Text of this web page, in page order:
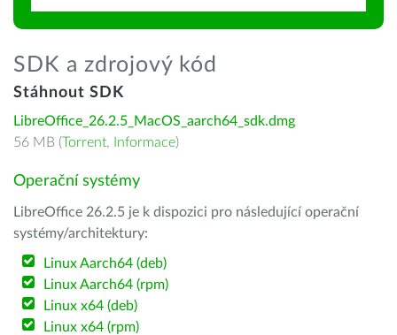
SDK a zdrojový kód
Stáhnout SDK
LibreOffice_26.2.5_MacOS_aarch64_sdk.dmg
56 MB (Torrent, Informace)
Operační systémy
LibreOffice 26.2.5 je k dispozici pro následující operační
systémy/architektury:
Linux Aarch64 (deb)
Linux Aarch64 (rpm)
Linux x64 (deb)
Linux x64 (rpm)